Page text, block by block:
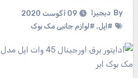
By دیجیزا
09 آگوست 2020
#اپل, #لوازم جانبی مک بوک